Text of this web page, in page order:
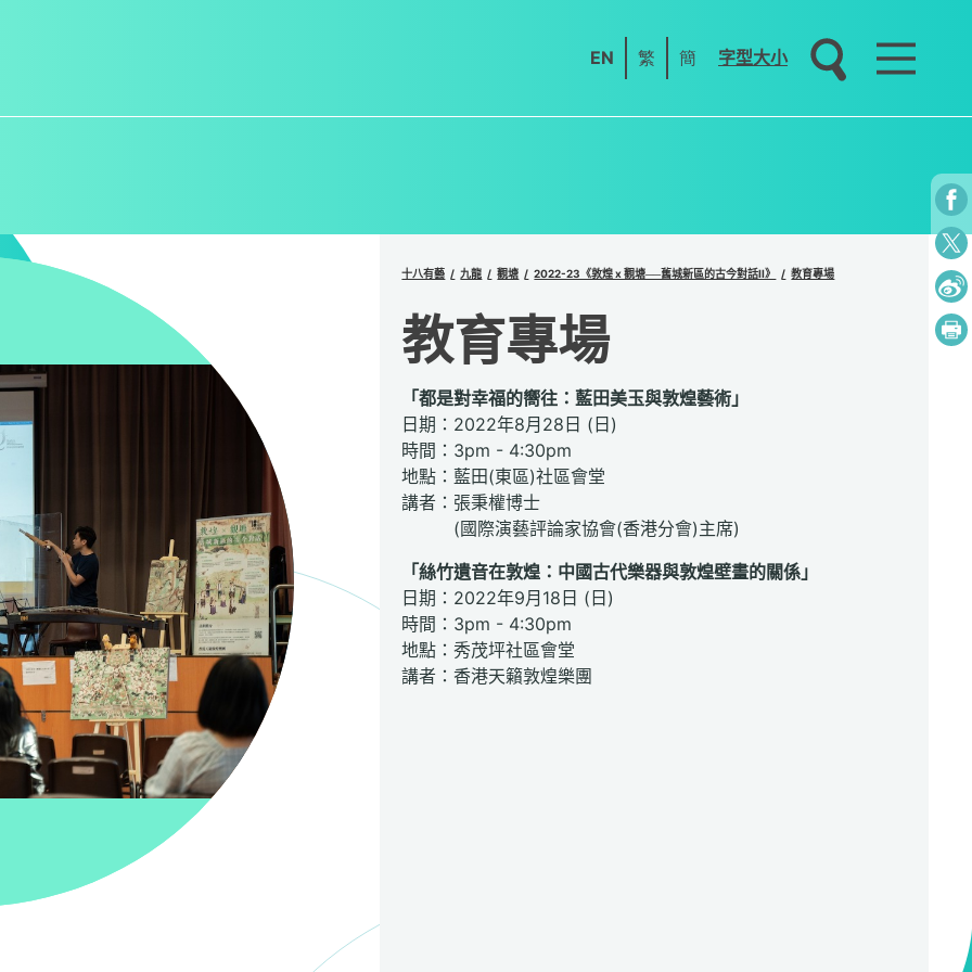
EN 繁 簡 字型大小
十八有藝 九龍 觀塘 2022-23《敦煌 x 觀塘──舊城新區的古今對話II》 教育專場
教育專場
「都是對幸福的嚮往：藍田美玉與敦煌藝術」
日期：2022年8月28日 (日)
時間：3pm - 4:30pm
地點：藍田(東區)社區會堂
講者：張秉權博士
(國際演藝評論家協會(香港分會)主席)
「絲竹遺音在敦煌：中國古代樂器與敦煌壁畫的關係」
日期：2022年9月18日 (日)
時間：3pm - 4:30pm
地點：秀茂坪社區會堂
講者：香港天籟敦煌樂團